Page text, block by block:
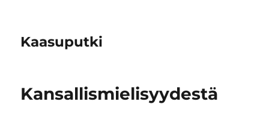
Kaasuputki
Kansallismielisyydestä